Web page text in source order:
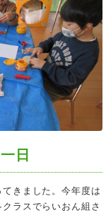
日
きました。今年度は
ラスでらいおん組さ